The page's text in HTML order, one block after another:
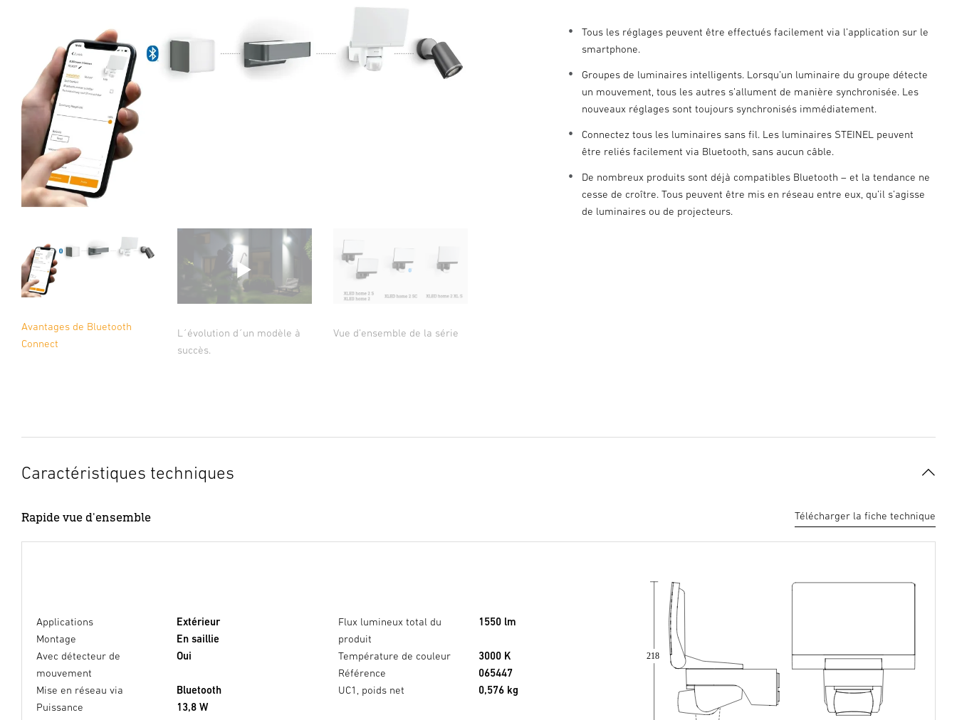
XLED home 2 SC noir
Avantages de Bluetooth
Connect
L´évolution d´un modèle à
succès.
Vue d’ensemble de la série
Tous les réglages peuvent être effectués facilement via l’application sur le
smartphone.
Groupes de luminaires intelligents. Lorsqu’un luminaire du groupe détecte
un mouvement, tous les autres s’allument de manière synchronisée. Les
nouveaux réglages sont toujours synchronisés immédiatement.
Connectez tous les luminaires sans fil. Les luminaires STEINEL peuvent
être reliés facilement via Bluetooth, sans aucun câble.
De nombreux produits sont déjà compatibles Bluetooth – et la tendance ne
cesse de croître. Tous peuvent être mis en réseau entre eux, qu’il s’agisse
de luminaires ou de projecteurs.
Caractéristiques techniques
Rapide vue d'ensemble Télécharger la fiche technique
Applications
Extérieur
Montage
En saillie
Avec détecteur de
mouvement
Oui
Mise en réseau via
Bluetooth
Puissance
13,8 W
Flux lumineux total du
produit
1550 lm
Température de couleur
3000 K
Référence
065447
UC1, poids net
0,576 kg
218